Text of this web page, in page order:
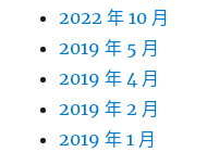
2022 年 10 月
2019 年 5 月
2019 年 4 月
2019 年 2 月
2019 年 1 月